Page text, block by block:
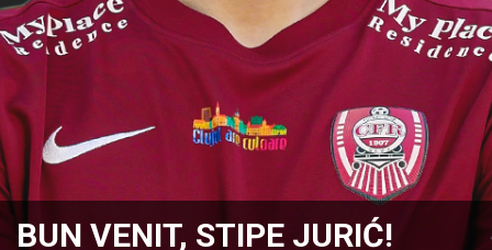
BUN VENIT, STIPE JURIĆ!